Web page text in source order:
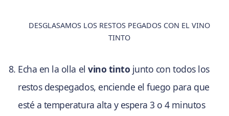
DESGLASAMOS LOS RESTOS PEGADOS CON EL VINO
TINTO
Echa en la olla elvino tinto junto con todos los
restos despegados, enciende el fuego para que
esté a temperatura alta y espera 3 o 4 minutos